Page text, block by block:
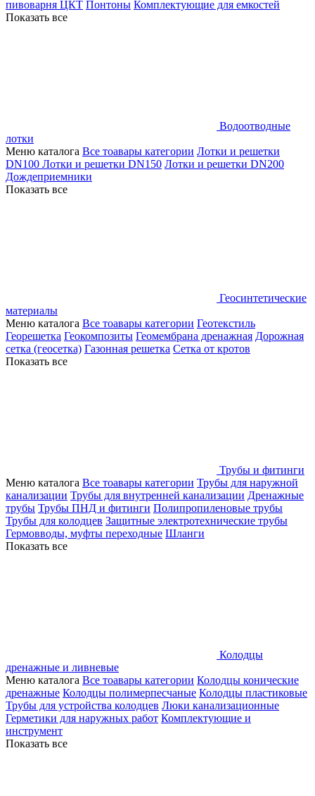
пивоварня ЦКТ Понтоны Комплектующие для емкостей
Показать все
Водоотводные
лотки
Меню каталога Все тоавары категории Лотки и решетки
DN100 Лотки и решетки DN150 Лотки и решетки DN200
Дождеприемники
Показать все
Геосинтетические
материалы
Меню каталога Все тоавары категории Геотекстиль
Георешетка Геокомпозиты Геомембрана дренажная Дорожная
сетка (геосетка) Газонная решетка Сетка от кротов
Показать все
Трубы и фитинги
Меню каталога Все тоавары категории Трубы для наружной
канализации Трубы для внутренней канализации Дренажные
трубы Трубы ПНД и фитинги Полипропиленовые трубы
Трубы для колодцев Защитные электротехнические трубы
Гермовводы, муфты переходные Шланги
Показать все
Колодцы
дренажные и ливневые
Меню каталога Все тоавары категории Колодцы конические
дренажные Колодцы полимерпесчаные Колодцы пластиковые
Трубы для устройства колодцев Люки канализационные
Герметики для наружных работ Комплектующие и
инструмент
Показать все